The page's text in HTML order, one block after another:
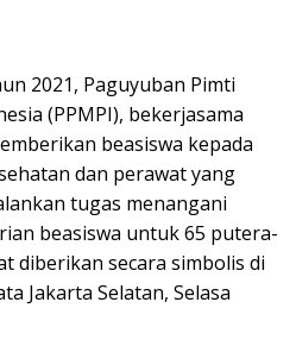
2021, Paguyuban Pimti
(PPMPI), bekerjasama
beasiswa kepada
dan perawat yang
tugas menangani
beasiswa untuk 65 putera-
diberikan secara simbolis di
Jakarta Selatan, Selasa